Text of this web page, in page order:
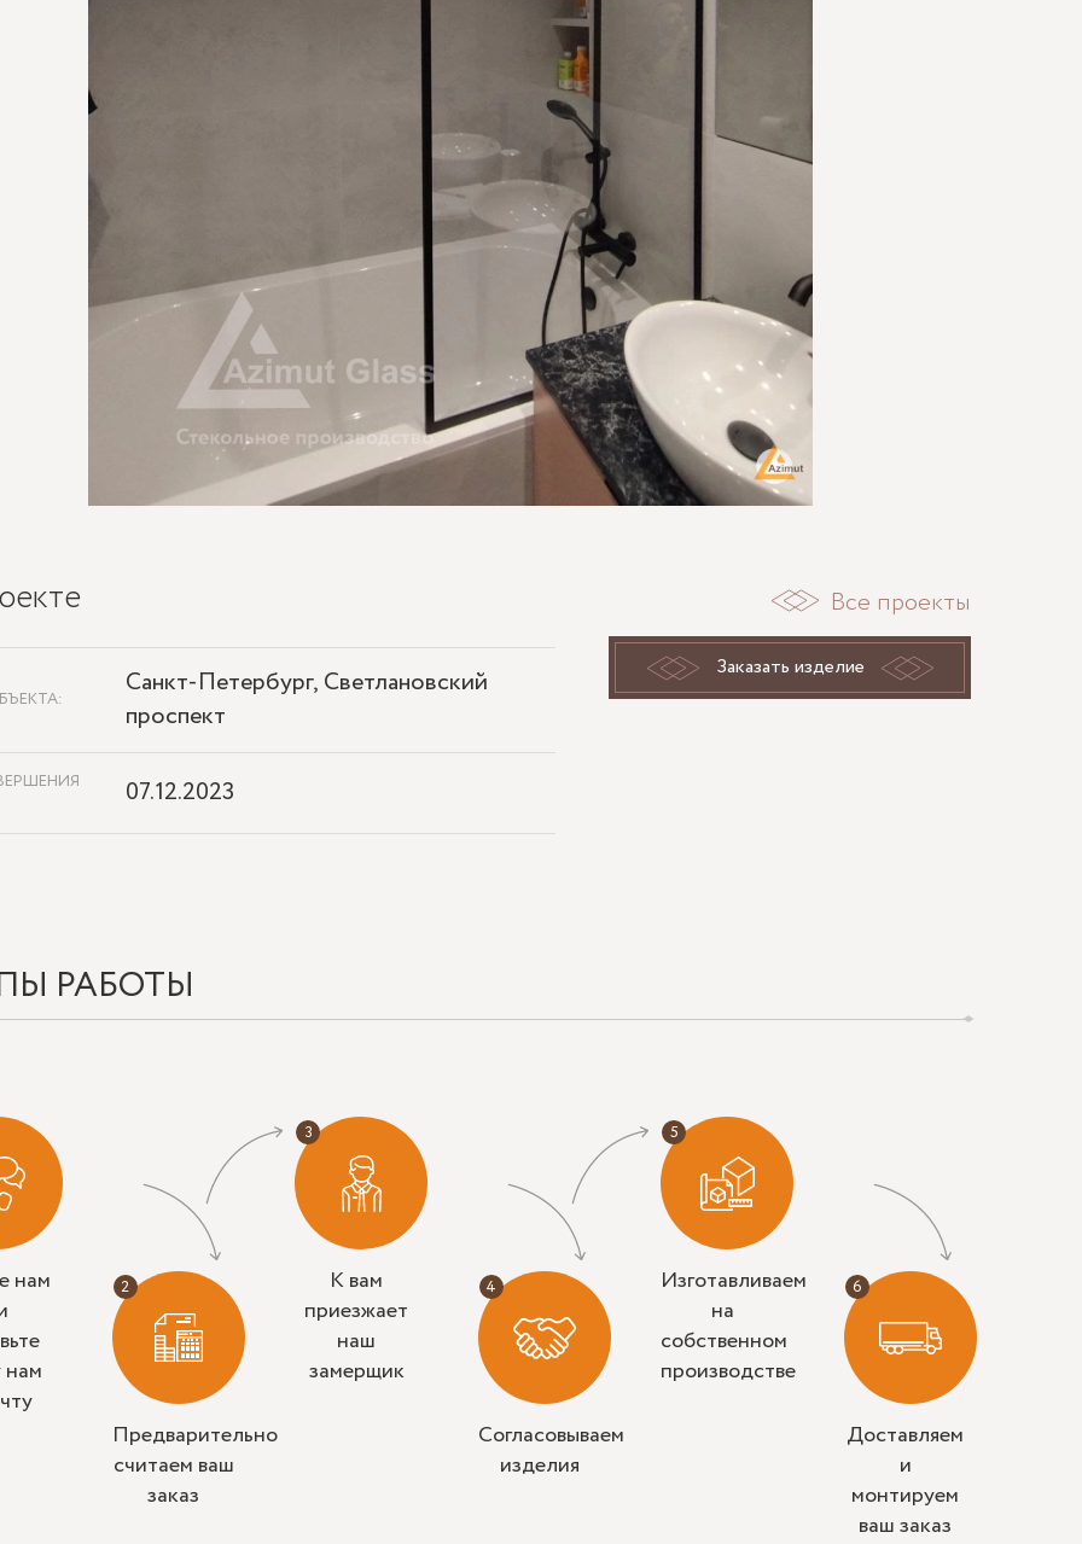
Все проекты
Заказать изделие
Санкт-Петербург, Светлановский
проспект
07.12.2023
РАБОТЫ
нам
нам
Предварительно
считаем ваш
заказ
К вам
приезжает
наш
замерщик
Согласовываем
изделия
Изготавливаем
на
собственном
производстве
Доставляем
и
монтируем
ваш заказ